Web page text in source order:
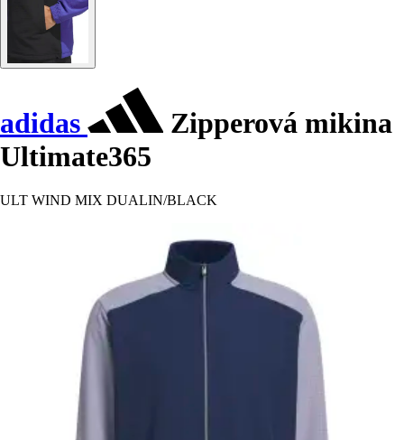
adidas
Zipperová mikina
Ultimate365
ULT WIND MIX DUALIN/BLACK